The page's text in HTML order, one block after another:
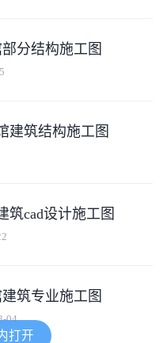
分结构施工图
建筑结构施工图
筑cad设计施工图
筑专业施工图
04
打开